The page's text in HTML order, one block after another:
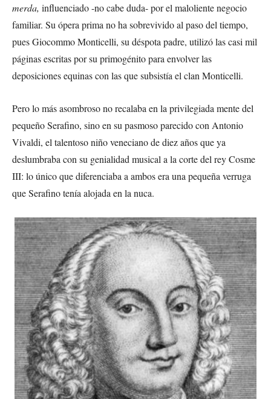
merda, influenciado -no cabe duda- por el maloliente negocio
familiar. Su ópera prima no ha sobrevivido al paso del tiempo,
pues Giocommo Monticelli, su déspota padre, utilizó las casi mil
páginas escritas por su primogénito para envolver las
deposiciones equinas con las que subsistía el clan Monticelli.
Pero lo más asombroso no recalaba en la privilegiada mente del
pequeño Serafino, sino en su pasmoso parecido con Antonio
Vivaldi, el talentoso niño veneciano de diez años que ya
deslumbraba con su genialidad musical a la corte del rey Cosme
III: lo único que diferenciaba a ambos era una pequeña verruga
que Serafino tenía alojada en la nuca.